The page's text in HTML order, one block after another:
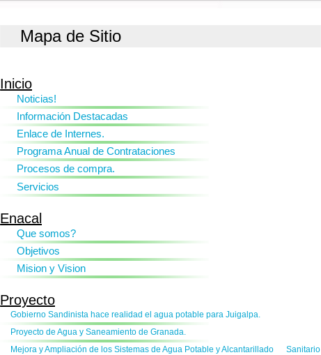
Mapa de Sitio
Inicio
Noticias!
Información Destacadas
Enlace de Internes.
Programa Anual de Contrataciones
Procesos de compra.
Servicios
Enacal
Que somos?
Objetivos
Mision y Vision
Proyecto
Gobierno Sandinista hace realidad el agua potable para Juigalpa.
Proyecto de Agua y Saneamiento de Granada.
Mejora y Ampliación de los Sistemas de Agua Potable y Alcantarillado Sanitario